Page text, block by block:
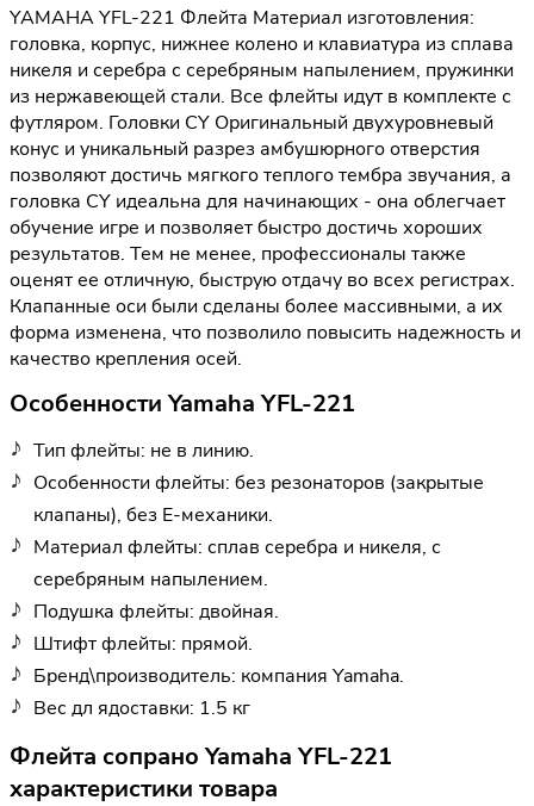
YAMAHA YFL-221 Флейта Материал изготовления:
головка, корпус, нижнее колено и клавиатура из сплава
никеля и серебра с серебряным напылением, пружинки
из нержавеющей стали. Все флейты идут в комплекте с
футляром. Головки CY Оригинальный двухуровневый
конус и уникальный разрез амбушюрного отверстия
позволяют достичь мягкого теплого тембра звучания, а
головка CY идеальна для начинающих - она облегчает
обучение игре и позволяет быстро достичь хороших
результатов. Тем не менее, профессионалы также
оценят ее отличную, быструю отдачу во всех регистрах.
Клапанные оси были сделаны более массивными, а их
форма изменена, что позволило повысить надежность и
качество крепления осей.
Особенности Yamaha YFL-221
Тип флейты: не в линию.
Особенности флейты: без резонаторов (закрытые
клапаны), без E-механики.
Материал флейты: сплав серебра и никеля, с
серебряным напылением.
Подушка флейты: двойная.
Штифт флейты: прямой.
Бренд\производитель: компания Yamaha.
Вес дл ядоставки: 1.5 кг
Флейта сопрано Yamaha YFL-221
характеристики товара